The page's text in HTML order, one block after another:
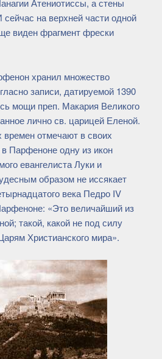
Атениотиссы, а стены
на верхней части одной
виден фрагмент фрески
хранил множество
записи, датируемой 1390
мощи преп. Макария Великого
лично св. царицей Еленой.
времен отмечают в своих
Парфеноне одну из икон
евангелиста Луки и
образом не иссякает
века Педро IV
«Это величайший из
такой, какой не под силу
Христианского мира».